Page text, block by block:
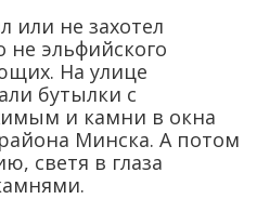
или не захотел
не эльфийского
На улице
бутылки с
и камни в окна
Минска. А потом
светя в глаза